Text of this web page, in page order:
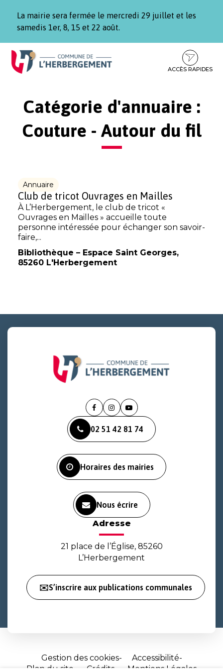
La mairie sera fermée le mercredi 29 juillet et les
samedis 1er, 8, 15 et 22 août.
Aller
Aller
contenu
Aller
pied
ACCÈS RAPIDES
Catégorie d'annuaire :
Couture - Autour du fil
Annuaire
Club de tricot Ouvrages en Mailles
À L’Herbergement, le club de tricot «
Ouvrages en Mailles » accueille toute
personne intéressée pour échanger son savoir-
faire,...
Bibliothèque – Espace Saint Georges,
85260 L'Herbergement
Lien
le
compte
Lien
le
compte
Lien
la
chaîne
02 51 42 81 74
Horaires des mairies
Nous écrire
Adresse
21 place de l’Église, 85260
L’Herbergement
✉️S’inscrire aux publications communales
Gestion des cookies
Accessibilité